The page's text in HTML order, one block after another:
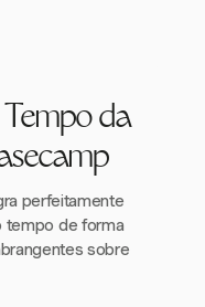
da
perfeitamente
tempo de forma
sobre